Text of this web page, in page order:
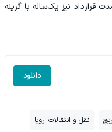
قرارداد نیز یک‌ساله با گزینه
دانلود
نقل و انتقالات اروپا